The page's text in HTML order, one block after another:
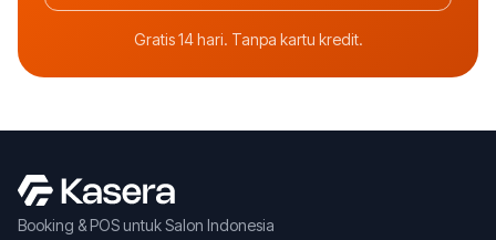
Gratis 14 hari. Tanpa kartu kredit.
Booking & POS untuk Salon Indonesia